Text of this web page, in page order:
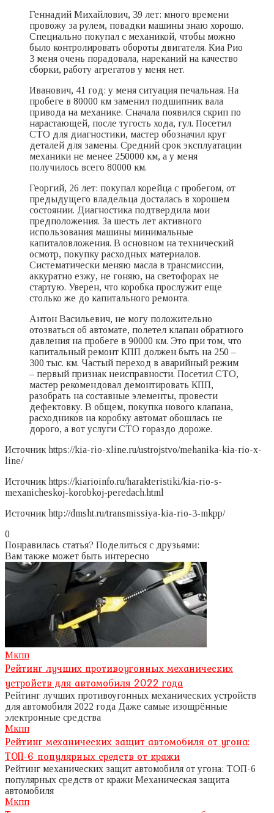
Геннадий Михайлович, 39 лет: много времени
провожу за рулем, повадки машины знаю хорошо.
Специально покупал с механикой, чтобы можно
было контролировать обороты двигателя. Киа Рио
3 меня очень порадовала, нареканий на качество
сборки, работу агрегатов у меня нет.
Иванович, 41 год: у меня ситуация печальная. На
пробеге в 80000 км заменил подшипник вала
привода на механике. Сначала появился скрип по
нарастающей, после тугость хода, гул. Посетил
СТО для диагностики, мастер обозначил круг
деталей для замены. Средний срок эксплуатации
механики не менее 250000 км, а у меня
получилось всего 80000 км.
Георгий, 26 лет: покупал корейца с пробегом, от
предыдущего владельца досталась в хорошем
состоянии. Диагностика подтвердила мои
предположения. За шесть лет активного
использования машины минимальные
капиталовложения. В основном на технический
осмотр, покупку расходных материалов.
Систематически меняю масла в трансмиссии,
аккуратно езжу, не гоняю, на светофорах не
стартую. Уверен, что коробка прослужит еще
столько же до капитального ремонта.
Антон Васильевич, не могу положительно
отозваться об автомате, полетел клапан обратного
давления на пробеге в 90000 км. Это при том, что
капитальный ремонт КПП должен быть на 250 –
300 тыс. км. Частый переход в аварийный режим
– первый признак неисправности. Посетил СТО,
мастер рекомендовал демонтировать КПП,
разобрать на составные элементы, провести
дефектовку. В общем, покупка нового клапана,
расходников на коробку автомат обошлась не
дорого, а вот услуги СТО гораздо дороже.
Источник https://kia-rio-xline.ru/ustrojstvo/mehanika-kia-rio-x-
line/
Источник https://kiarioinfo.ru/harakteristiki/kia-rio-s-
mexanicheskoj-korobkoj-peredach.html
Источник http://dmsht.ru/transmissiya-kia-rio-3-mkpp/
0
Понравилась статья? Поделиться с друзьями:
Вам также может быть интересно
Мкпп
Рейтинг лучших противоугонных механических
устройств для автомобиля 2022 года
Рейтинг лучших противоугонных механических устройств
для автомобиля 2022 года Даже самые изощрённые
электронные средства
Мкпп
Рейтинг механических защит автомобиля от угона:
ТОП-6 популярных средств от кражи
Рейтинг механических защит автомобиля от угона: ТОП-6
популярных средств от кражи Механическая защита
автомобиля
Мкпп